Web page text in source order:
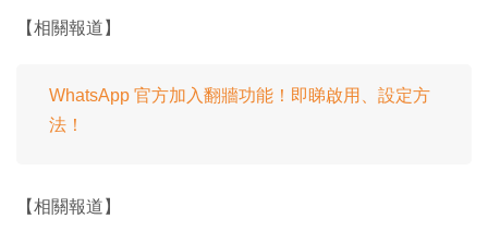
【相關報道】
WhatsApp 官方加入翻牆功能！即睇啟用、設定方
法！
【相關報道】